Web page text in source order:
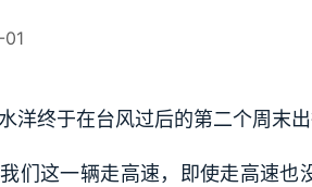
洋终于在台风过后的第二个周末出
们这一辆走高速，即使走高速也